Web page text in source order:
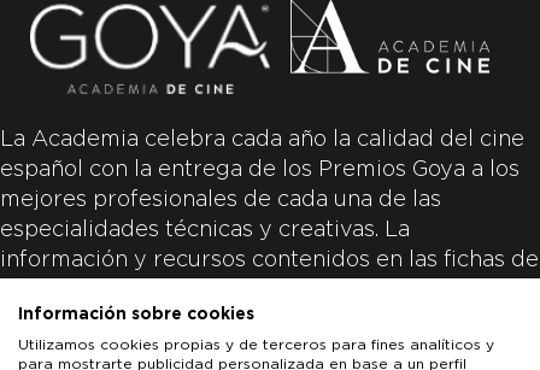
La Academia celebra cada año la calidad del cine
español con la entrega de los Premios Goya a los
mejores profesionales de cada una de las
especialidades técnicas y creativas. La
información y recursos contenidos en las fichas de
productoras de las películas y responsabilidad
única y exclusiva de las mismas.
Información sobre cookies
Utilizamos cookies propias y de terceros para fines analíticos y
para mostrarte publicidad personalizada en base a un perfil